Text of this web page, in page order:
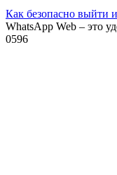
Как безопасно выйти
WhatsApp Web – это
0596